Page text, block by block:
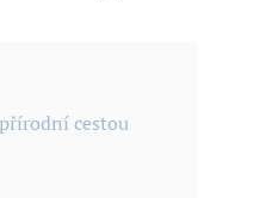
cestou